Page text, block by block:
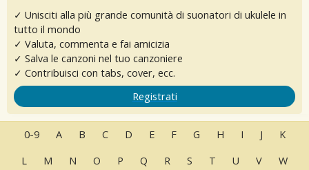
✓ Unisciti alla più grande comunità di suonatori di ukulele in
tutto il mondo
✓ Valuta, commenta e fai amicizia
✓ Salva le canzoni nel tuo canzoniere
✓ Contribuisci con tabs, cover, ecc.
Registrati
0-9 A B C D E F G H I J
K
L
M N O P Q R S T U V W